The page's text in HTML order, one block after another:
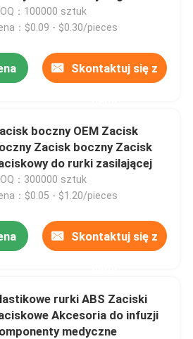
：100000 sztuk
：$0.09 - $0.30/pieces
Skontaktuj się z
boczny OEM Zacisk
Zacisk boczny Zacisk
do rurki zasilającej
：300000 sztuk
：$0.05 - $1.20/pieces
Skontaktuj się z
rurki ABS Zaciski
Akcesoria do infuzji
medyczne